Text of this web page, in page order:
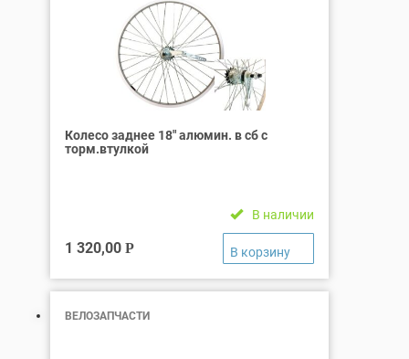
Колесо заднее 18″ алюмин. в сб с
торм.втулкой
В наличии
1 320,00 Р
ВЕЛОЗАПЧАСТИ